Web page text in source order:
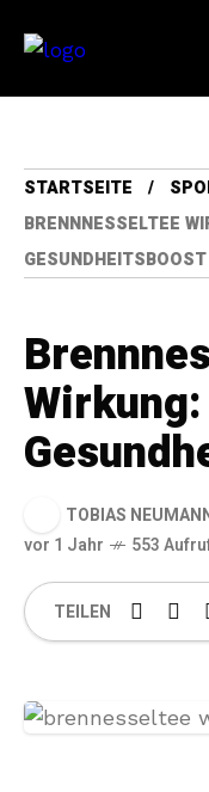
STARTSEITE
BRENNNESSELTEE
GESUNDHEITSBOOST
TOBIAS
vor 1 Jahr
553
TEILEN